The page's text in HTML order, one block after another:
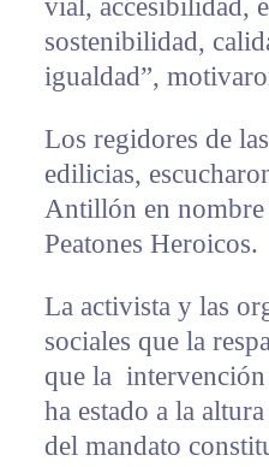
vial, accesibilidad,
sostenibilidad,
igualdad”,
Los regidores de
edilicias,
Antillón en
Peatones Heroicos.
La activista y las
sociales que la
que la
ha estado a la
del mandato